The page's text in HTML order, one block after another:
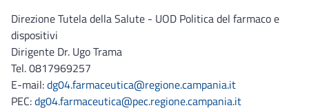
Direzione Tutela della Salute - UOD Politica del farmaco e
dispositivi
Dirigente Dr. Ugo Trama
Tel. 0817969257
E-mail:dg04.farmaceutica@regione.campania.it
PEC:dg04.farmaceutica@pec.regione.campania.it